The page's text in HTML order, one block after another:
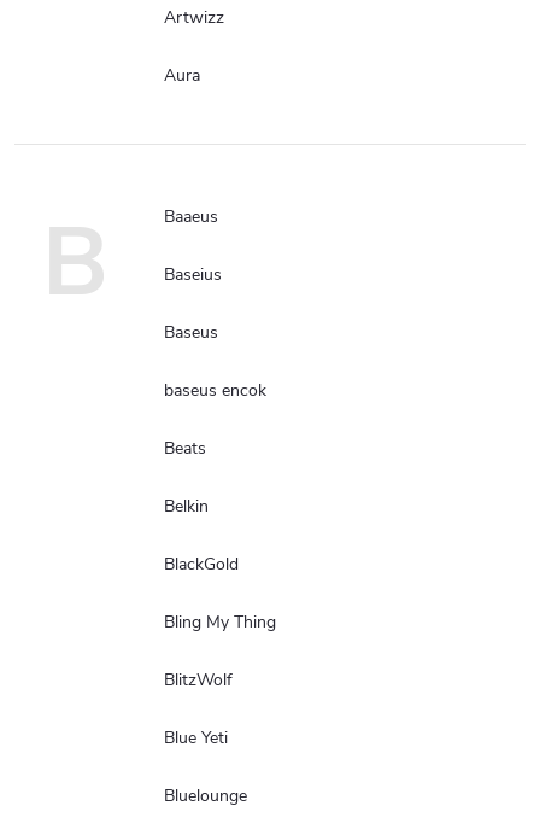
Artwizz
Aura
B Baaeus
Baseius
Baseus
baseus encok
Beats
Belkin
BlackGold
Bling My Thing
BlitzWolf
Blue Yeti
Bluelounge